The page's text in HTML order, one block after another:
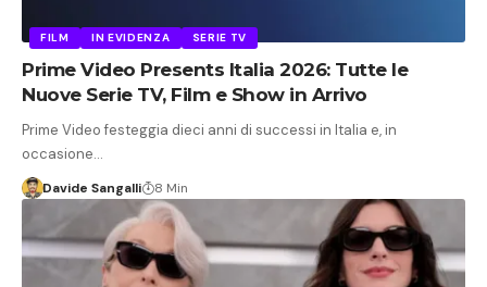
FILM IN EVIDENZA SERIE TV
Prime Video Presents Italia 2026: Tutte le
Nuove Serie TV, Film e Show in Arrivo
Prime Video festeggia dieci anni di successi in Italia e, in
occasione…
Davide Sangalli 8 Min